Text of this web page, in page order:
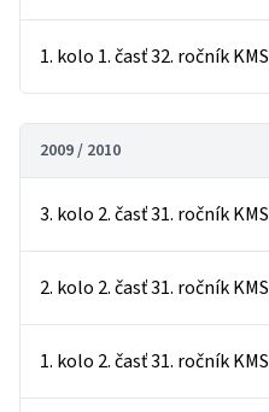
1. kolo 1. časť 32. ročník KMS
2009 / 2010
3. kolo 2. časť 31. ročník KMS
2. kolo 2. časť 31. ročník KMS
1. kolo 2. časť 31. ročník KMS